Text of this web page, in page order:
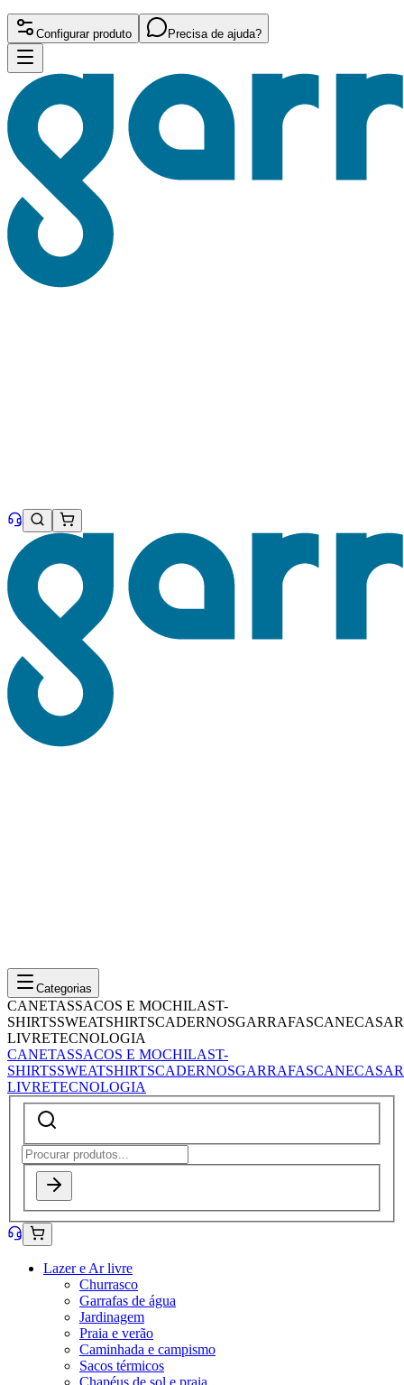
Configurar produto Precisa de ajuda?
Categorias
CANETASSACOS E MOCHILAST-
SHIRTSSWEATSHIRTSCADERNOSGARRAFASCANECASAR
LIVRETECNOLOGIA
CANETASSACOS E MOCHILAST-
SHIRTSSWEATSHIRTSCADERNOSGARRAFASCANECASAR
LIVRETECNOLOGIA
Lazer e Ar livre
Churrasco
Garrafas de água
Jardinagem
Praia e verão
Caminhada e campismo
Sacos térmicos
Chapéus de sol e praia